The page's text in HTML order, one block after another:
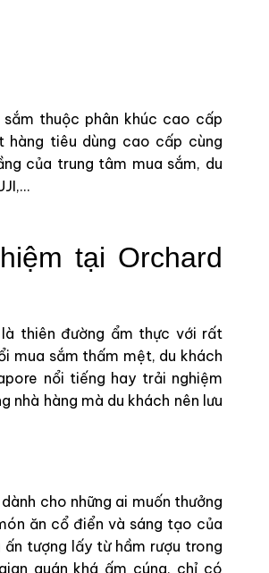
thuộc phân khúc cao cấp
hàng tiêu dùng cao cấp cùng
của trung tâm mua sắm, du
tại Orchard
là thiên đường ẩm thực với rất
mua sắm thấm mệt, du khách
nổi tiếng hay trải nghiệm
nhà hàng mà du khách nên lưu
cho những ai muốn thưởng
ăn cổ điển và sáng tạo của
tượng lấy từ hầm rượu trong
quán khá ấm cúng, chỉ có